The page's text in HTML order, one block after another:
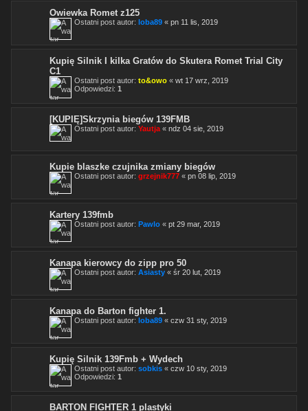
Owiewka Romet z125
Ostatni post autor: loba89 « pn 11 lis, 2019
Kupię Silnik I kilka Gratów do Skutera Romet Trial City
C1
Ostatni post autor: to&owo « wt 17 wrz, 2019
Odpowiedzi: 1
[KUPIĘ]Skrzynia biegów 139FMB
Ostatni post autor: Yautja « ndz 04 sie, 2019
Kupie blaszke czujnika zmiany biegów
Ostatni post autor: grzejnik777 « pn 08 lip, 2019
Kartery 139fmb
Ostatni post autor: Pawlo « pt 29 mar, 2019
Kanapa kierowcy do zipp pro 50
Ostatni post autor: Asiasty « śr 20 lut, 2019
Kanapa do Barton fighter 1.
Ostatni post autor: loba89 « czw 31 sty, 2019
Kupię Silnik 139Fmb + Wydech
Ostatni post autor: sobkis « czw 10 sty, 2019
Odpowiedzi: 1
BARTON FIGHTER 1 plastyki